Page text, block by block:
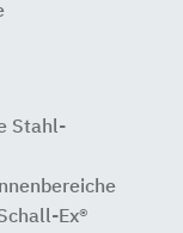
Stahl-
Ex®